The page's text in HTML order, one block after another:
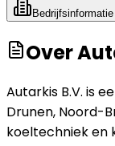
Bedrijfsinformatie
Over
Autarkis B.V. is
Drunen, Noord-
koeltechniek en